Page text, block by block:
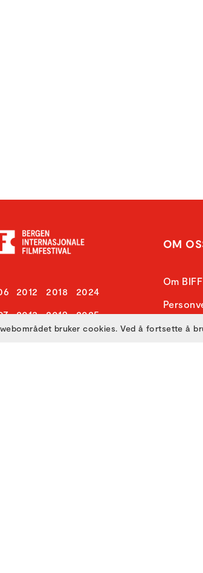
2012
2013
2018
2019
2024
2025
OM
Om BIFF
bruker cookies. Ved å fortsette å